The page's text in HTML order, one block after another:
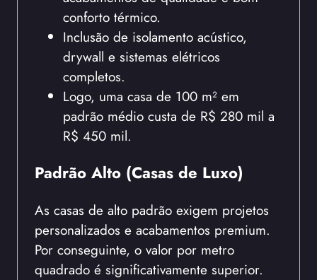
conforto térmico.
Inclusão de isolamento acústico,
drywall e sistemas elétricos
completos.
Logo, uma casa de 100 m² em
padrão médio custa de R$ 280 mil a
R$ 450 mil.
Padrão Alto (Casas de Luxo)
As casas de alto padrão exigem projetos
personalizados e acabamentos premium.
Por conseguinte, o valor por metro
quadrado é significativamente superior.